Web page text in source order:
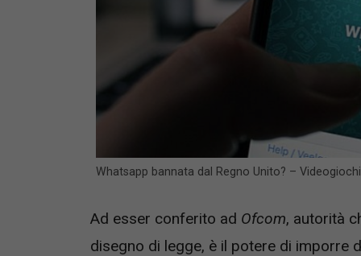
Whatsapp bannata dal Regno Unito? –
Ad esser conferito ad Ofcom, autorità
disegno di legge, è il potere di imporre